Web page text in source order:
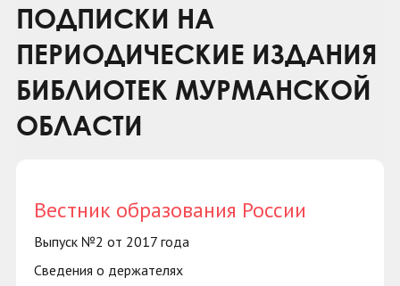
Контакты
ПОДПИСКИ НА
ПЕРИОДИЧЕСКИЕ ИЗДАНИЯ
БИБЛИОТЕК МУРМАНСКОЙ
ОБЛАСТИ
Вестник образования России
Выпуск №2 от 2017 года
Сведения о держателях